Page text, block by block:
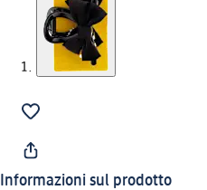
Informazioni sul prodotto